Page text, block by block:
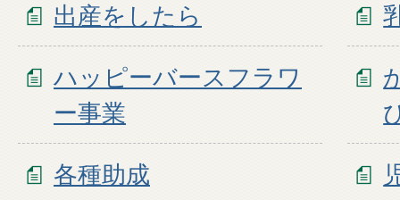
出産をしたら
ハッピーバースフラワ
ー事業
各種助成